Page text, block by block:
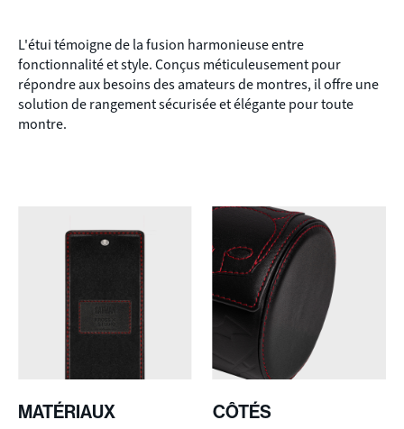
L'étui témoigne de la fusion harmonieuse entre
fonctionnalité et style. Conçus méticuleusement pour
répondre aux besoins des amateurs de montres, il offre une
solution de rangement sécurisée et élégante pour toute
montre.
MATÉRIAUX CÔTÉS